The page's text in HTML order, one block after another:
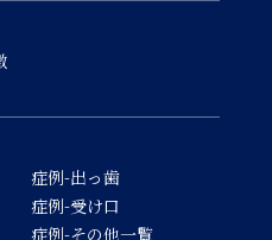
症例-出っ歯
症例-受け口
症例-その他一覧